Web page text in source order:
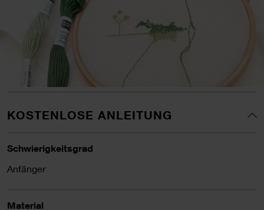
KOSTENLOSE ANLEITUNG
Schwierigkeitsgrad
Anfänger
Material